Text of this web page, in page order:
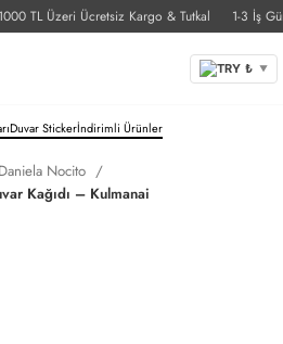
TL Üzeri Ücretsiz Kargo & Tutkal 1-3 İş
TRY ₺ ▼
Duvar Stickerİndirimli Ürünler
Daniela Nocito
Kağıdı – Kulmanai